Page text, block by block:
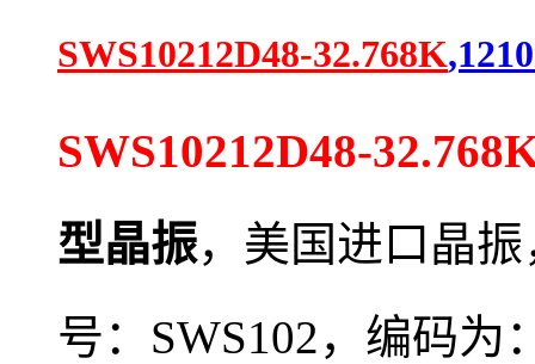
SWS10212D48-32.768K
SWS10212D48-
型晶振， 美国进口晶振
号： SWS102，编码为